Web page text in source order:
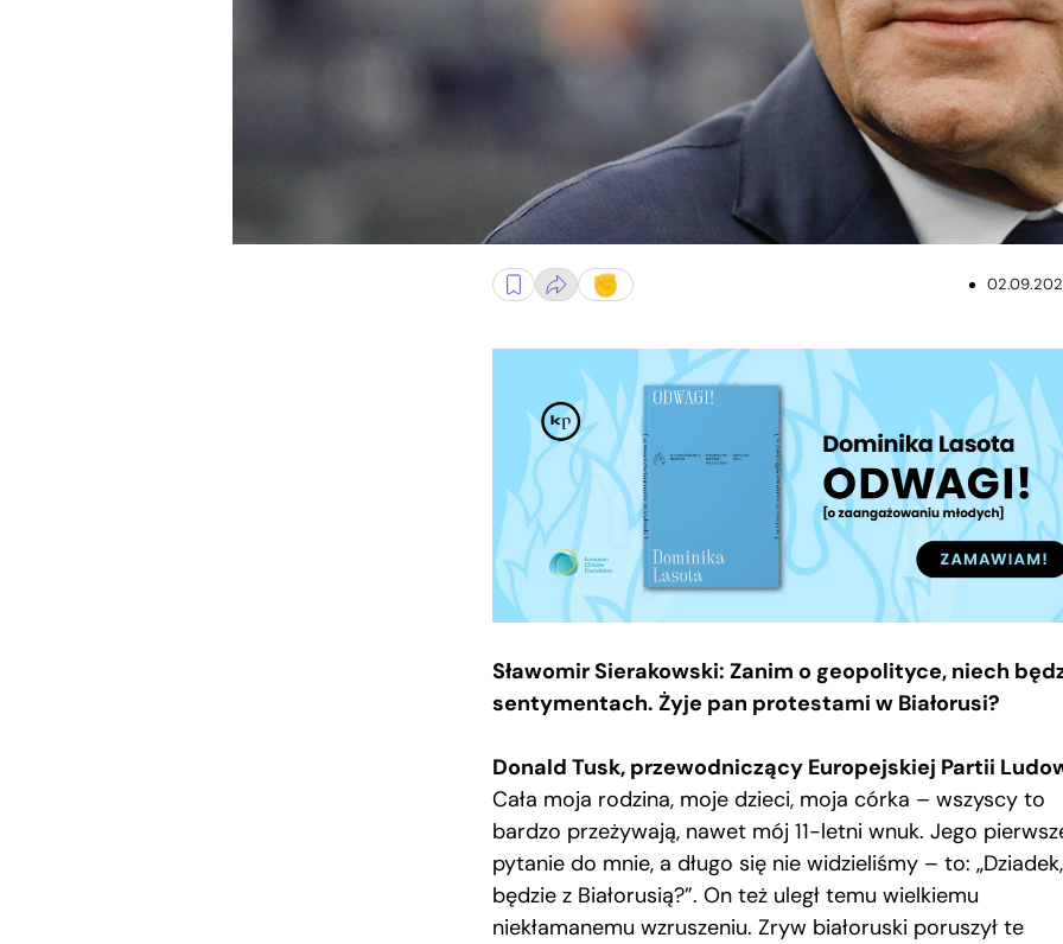
Sławomir Sierakowski: Zanim o geopolityce, niech
sentymentach. Żyje pan protestami w Białorusi?
Donald Tusk, przewodniczący Europejskiej Partii
Cała moja rodzina, moje dzieci, moja córka – wszyscy to
bardzo przeżywają, nawet mój 11-letni wnuk. Jego
pytanie do mnie, a długo się nie widzieliśmy – to:
będzie z Białorusią?”. On też uległ temu wielkiemu
niekłamanemu wzruszeniu. Zryw białoruski poruszył te